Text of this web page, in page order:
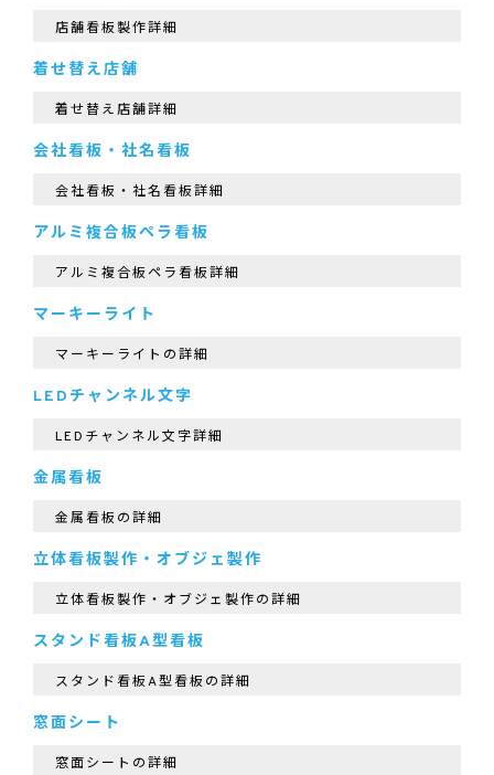
店舗看板製作詳細
着せ替え店舗
着せ替え店舗詳細
会社看板・社名看板
会社看板・社名看板詳細
アルミ複合板ペラ看板
アルミ複合板ペラ看板詳細
マーキーライト
マーキーライトの詳細
LEDチャンネル文字
LEDチャンネル文字詳細
金属看板
金属看板の詳細
立体看板製作・オブジェ製作
立体看板製作・オブジェ製作の詳細
スタンド看板A型看板
スタンド看板A型看板の詳細
窓面シート
窓面シートの詳細